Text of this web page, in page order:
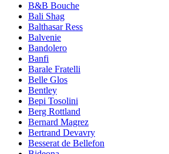
B&B Bouche
Bali Shag
Balthasar Ress
Balvenie
Bandolero
Banfi
Barale Fratelli
Belle Glos
Bentley
Bepi Tosolini
Berg Rottland
Bernard Magrez
Bertrand Devavry
Besserat de Bellefon